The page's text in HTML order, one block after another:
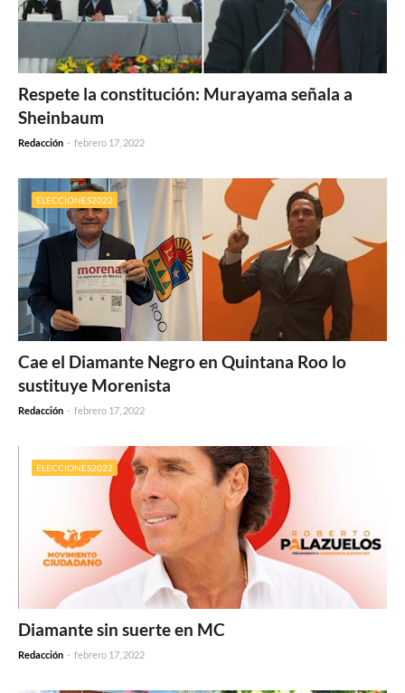
Respete la constitución: Murayama señala a
Sheinbaum
Redacción - febrero 17, 2022
ELECCIONES2022
Cae el Diamante Negro en Quintana Roo lo
sustituye Morenista
Redacción - febrero 17, 2022
ELECCIONES2022
Diamante sin suerte en MC
Redacción - febrero 17, 2022